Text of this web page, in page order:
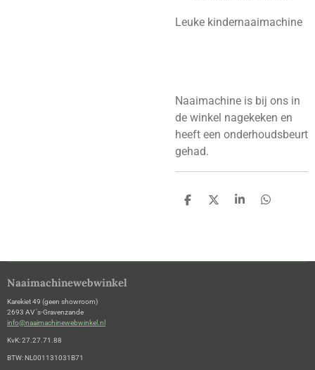
Leuke kindernaaimachine
Naaimachine is bij ons in
de winkel nagekeken en
heeft een onderhoudsbeurt
gehad.
D
D
S
D
Naaimachinewebwinkel
Karekiet 49 (geen showroom)
2693 AV 's-Gravenzande
info@naaimachinewebwinkel.nl
KvK: 27.27.71.88
BTW: NL001131031B71